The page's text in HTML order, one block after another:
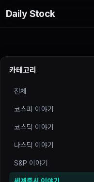
Daily Stock
카테고리
전체
코스피 이야기
코스닥 이야기
나스닥 이야기
S&P 이야기